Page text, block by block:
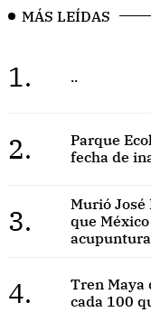
MÁS LEÍDAS
1. ..
2.
Parque
fecha de
3.
Murió José
que
4.
Tren Maya
cada 100